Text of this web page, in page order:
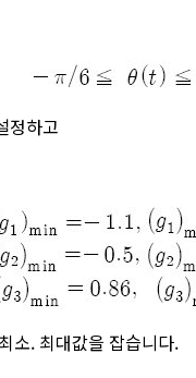
정하고
소. 최대값을 잡습니다.